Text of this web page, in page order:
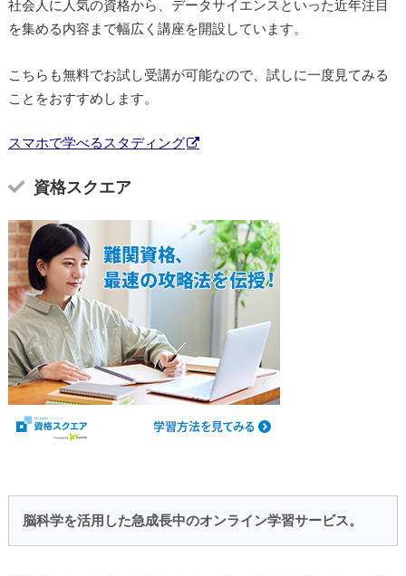
社会人に人気の資格から、データサイエンスといった近年注目
を集める内容まで幅広く講座を開設しています。
こちらも無料でお試し受講が可能なので、試しに一度見てみる
ことをおすすめします。
スマホで学べるスタディング
資格スクエア
脳科学を活用した急成長中のオンライン学習サービス。